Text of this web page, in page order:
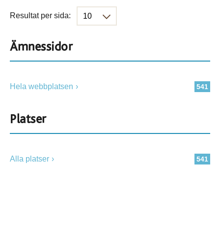
Resultat per sida:
Ämnessidor
541
Hela webbplatsen
Platser
541
Alla platser